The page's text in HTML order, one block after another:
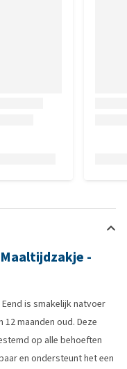
-
is smakelijk natvoer
maanden oud. Deze
op alle behoeften
en ondersteunt het een